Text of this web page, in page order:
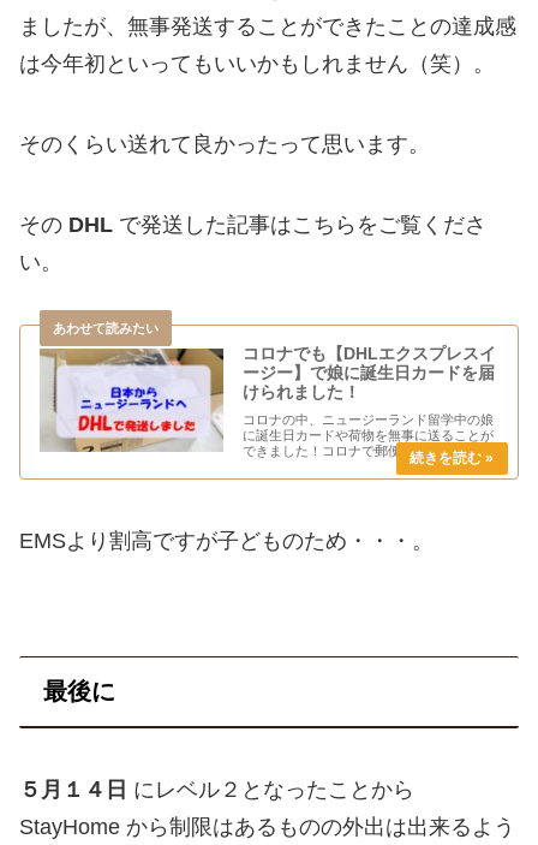
ましたが、無事発送することができたことの達成感
は今年初といってもいいかもしれません（笑）。
そのくらい送れて良かったって思います。
その DHL で発送した記事はこちらをご覧くださ
い。
コロナでも【DHLエクスプレスイ
ージー】で娘に誕生日カードを届
けられました！
コロナの中、ニュージーランド留学中の娘
に誕生日カードや荷物を無事に送ることが
できました！コロナで郵便局のEMSが一時
停止中でも『DHLのエクスプレスイージー
（Express Easy）』で海外に荷物が送れま
EMSより割高ですが子どものため・・・。
最後に
５月１４日 にレベル２となったことから
StayHome から制限はあるものの外出は出来るよう